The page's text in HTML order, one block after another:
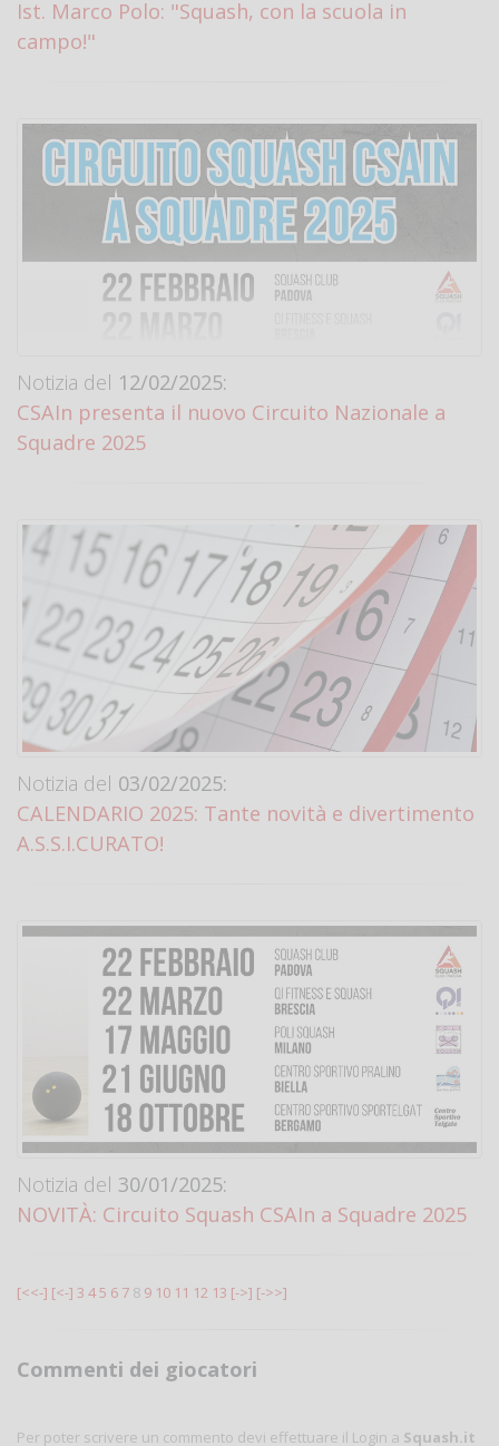
Ist. Marco Polo: "Squash, con la scuola in
campo!"
Notizia del 12/02/2025:
CSAIn presenta il nuovo Circuito Nazionale a
Squadre 2025
Notizia del 03/02/2025:
CALENDARIO 2025: Tante novità e divertimento
A.S.S.I.CURATO!
Notizia del 30/01/2025:
NOVITÀ: Circuito Squash CSAIn a Squadre 2025
[<<-] [<-] 3 45 6 7 8 9 10 11 12 13 [->] [->>]
Commenti dei giocatori
Per poter scrivere un commento devi effettuare il Login a Squash.it